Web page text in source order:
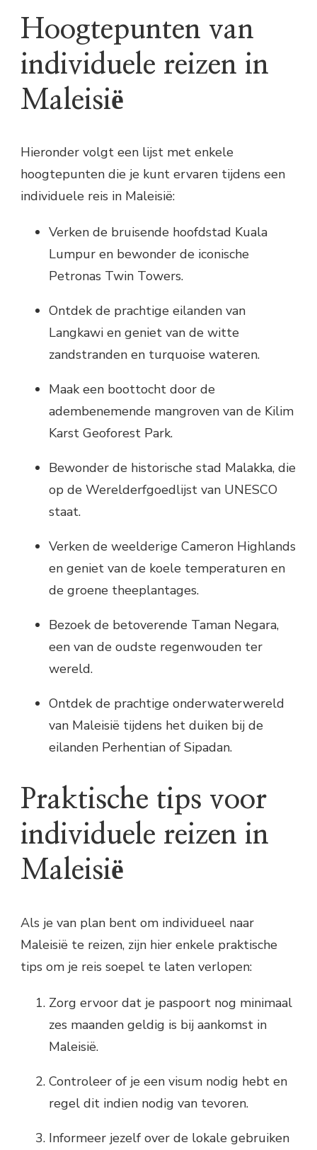
Hoogtepunten van
individuele reizen in
Maleisië
Hieronder volgt een lijst met enkele
hoogtepunten die je kunt ervaren tijdens een
individuele reis in Maleisië:
Verken de bruisende hoofdstad Kuala
Lumpur en bewonder de iconische
Petronas Twin Towers.
Ontdek de prachtige eilanden van
Langkawi en geniet van de witte
zandstranden en turquoise wateren.
Maak een boottocht door de
adembenemende mangroven van de Kilim
Karst Geoforest Park.
Bewonder de historische stad Malakka, die
op de Werelderfgoedlijst van UNESCO
staat.
Verken de weelderige Cameron Highlands
en geniet van de koele temperaturen en
de groene theeplantages.
Bezoek de betoverende Taman Negara,
een van de oudste regenwouden ter
wereld.
Ontdek de prachtige onderwaterwereld
van Maleisië tijdens het duiken bij de
eilanden Perhentian of Sipadan.
Praktische tips voor
individuele reizen in
Maleisië
Als je van plan bent om individueel naar
Maleisië te reizen, zijn hier enkele praktische
tips om je reis soepel te laten verlopen:
Zorg ervoor dat je paspoort nog minimaal
zes maanden geldig is bij aankomst in
Maleisië.
Controleer of je een visum nodig hebt en
regel dit indien nodig van tevoren.
Informeer jezelf over de lokale gebruiken